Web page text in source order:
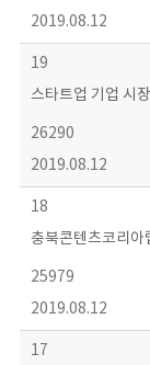
2019.08.12
19
스타트업 기업 시
26290
2019.08.12
18
충북콘텐츠코리아
25979
2019.08.12
17